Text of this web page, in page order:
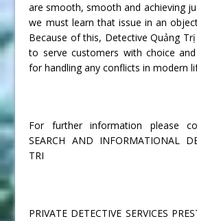
are smooth, smooth and achieving
we must learn that issue in an
Because of this, Detective Quảng
to serve customers with choice
for handling any conflicts in modern
For further information please
SEARCH AND INFORMATIONAL
TRI
PRIVATE DETECTIVE SERVICES